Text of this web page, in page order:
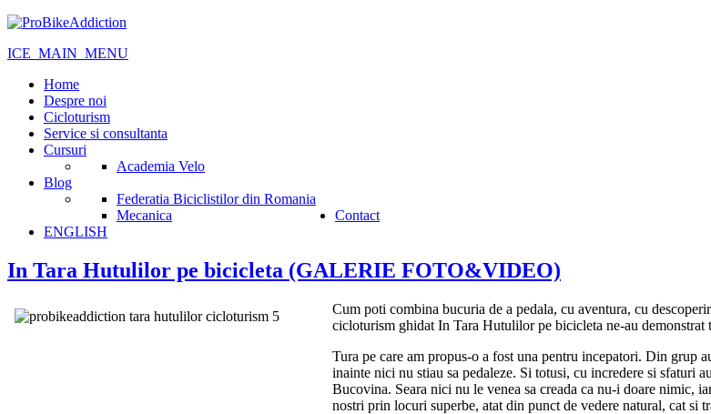
ICE_MAIN_MENU
Home
Despre noi
Cicloturism
Service si consultanta
Cursuri
Academia Velo
Blog
Federatia Biciclistilor din Romania
Mecanica
Contact
ENGLISH
In Tara Hutulilor pe bicicleta (GALERIE FOTO&VIDEO)
Cum poti combina bucuria de a pedala, cu aventura, cu
cicloturism ghidat In Tara Hutulilor pe bicicleta ne-au demonstrat
Tura pe care am propus-o a fost una pentru incepatori. Din grup
inainte nici nu stiau sa pedaleze. Si totusi, cu incredere si sfaturi
Bucovina. Seara nici nu le venea sa creada ca nu-i doare nimic,
nostri prin locuri superbe, atat din punct de vedere natural, cat si